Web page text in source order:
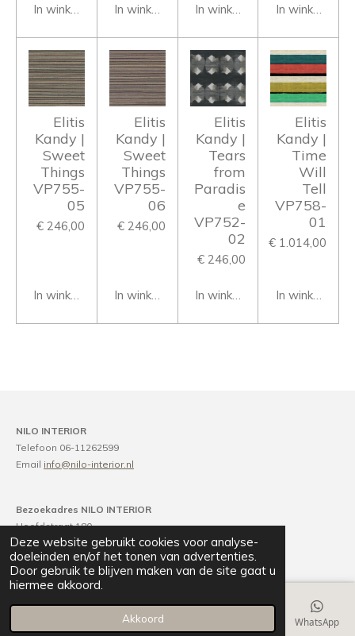
Deze website gebruikt cookies voor analyse-
doeleinden en/of het tonen van advertenties.
Door gebruik te blijven maken van de site gaat u
hiermee akkoord.
Akkoord
In winkelwagenIn winkelwagenIn winkelwagenIn
Elitis
Kandy |
Sweet
Things
VP755-
05
€ 246,00
In winkelwagen
Elitis
Kandy |
Sweet
Things
VP755-
06
€ 246,00
In winkelwagen
Elitis
Kandy |
Tears
from
Paradis
e
VP752-
02
€ 246,00
In winkelwagen
Elitis
Kandy |
Time
Will
Tell
VP758-
01
€ 1.014,00
In
NILO INTERIOR
Telefoon 06-11262599
Email info@nilo-interior.nl
Bezoekadres NILO INTERIOR
Hoofdstraat 180
2071 EM Santpoort-Noord
Telefoonnummer WhatsApp